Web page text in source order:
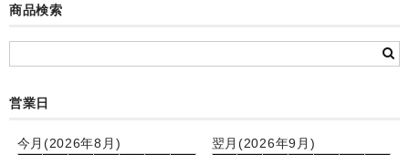
お絵かきギャラリー
自作オリジナル時計
卒園DVDアルバム
商品検索
営業日
今月(2026年8月)
翌月(2026年9月)